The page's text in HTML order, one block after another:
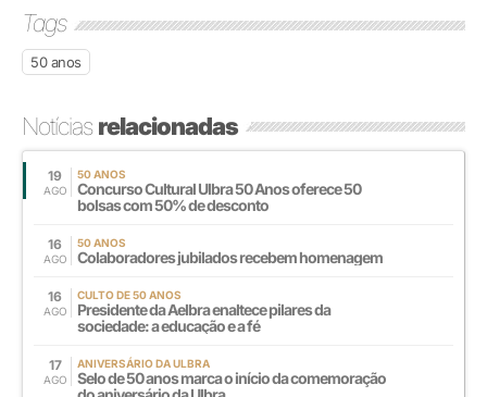
Tags
50 anos
Notíciasrelacionadas
19
AGO
50 ANOS
Concurso Cultural Ulbra 50 Anos oferece 50
bolsas com 50% de desconto
16
AGO
50 ANOS
Colaboradores jubilados recebem homenagem
16
AGO
CULTO DE 50 ANOS
Presidente da Aelbra enaltece pilares da
sociedade: a educação e a fé
17
AGO
ANIVERSÁRIO DA ULBRA
Selo de 50 anos marca o início da comemoração